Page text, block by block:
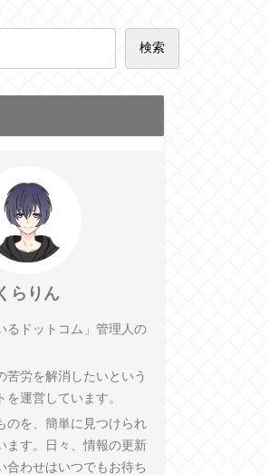
検索
くらりん
るドットコム」管理人の
苦労を解消したいという
を運営しています。
のを、簡単に見つけられ
ます。日々、情報の更新
合わせはいつでもお待ち